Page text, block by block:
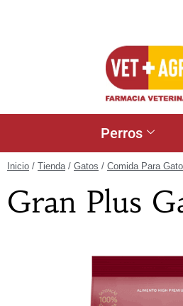
Perros
Inicio / Tienda/ Gatos / Comida Para
Gran Plus